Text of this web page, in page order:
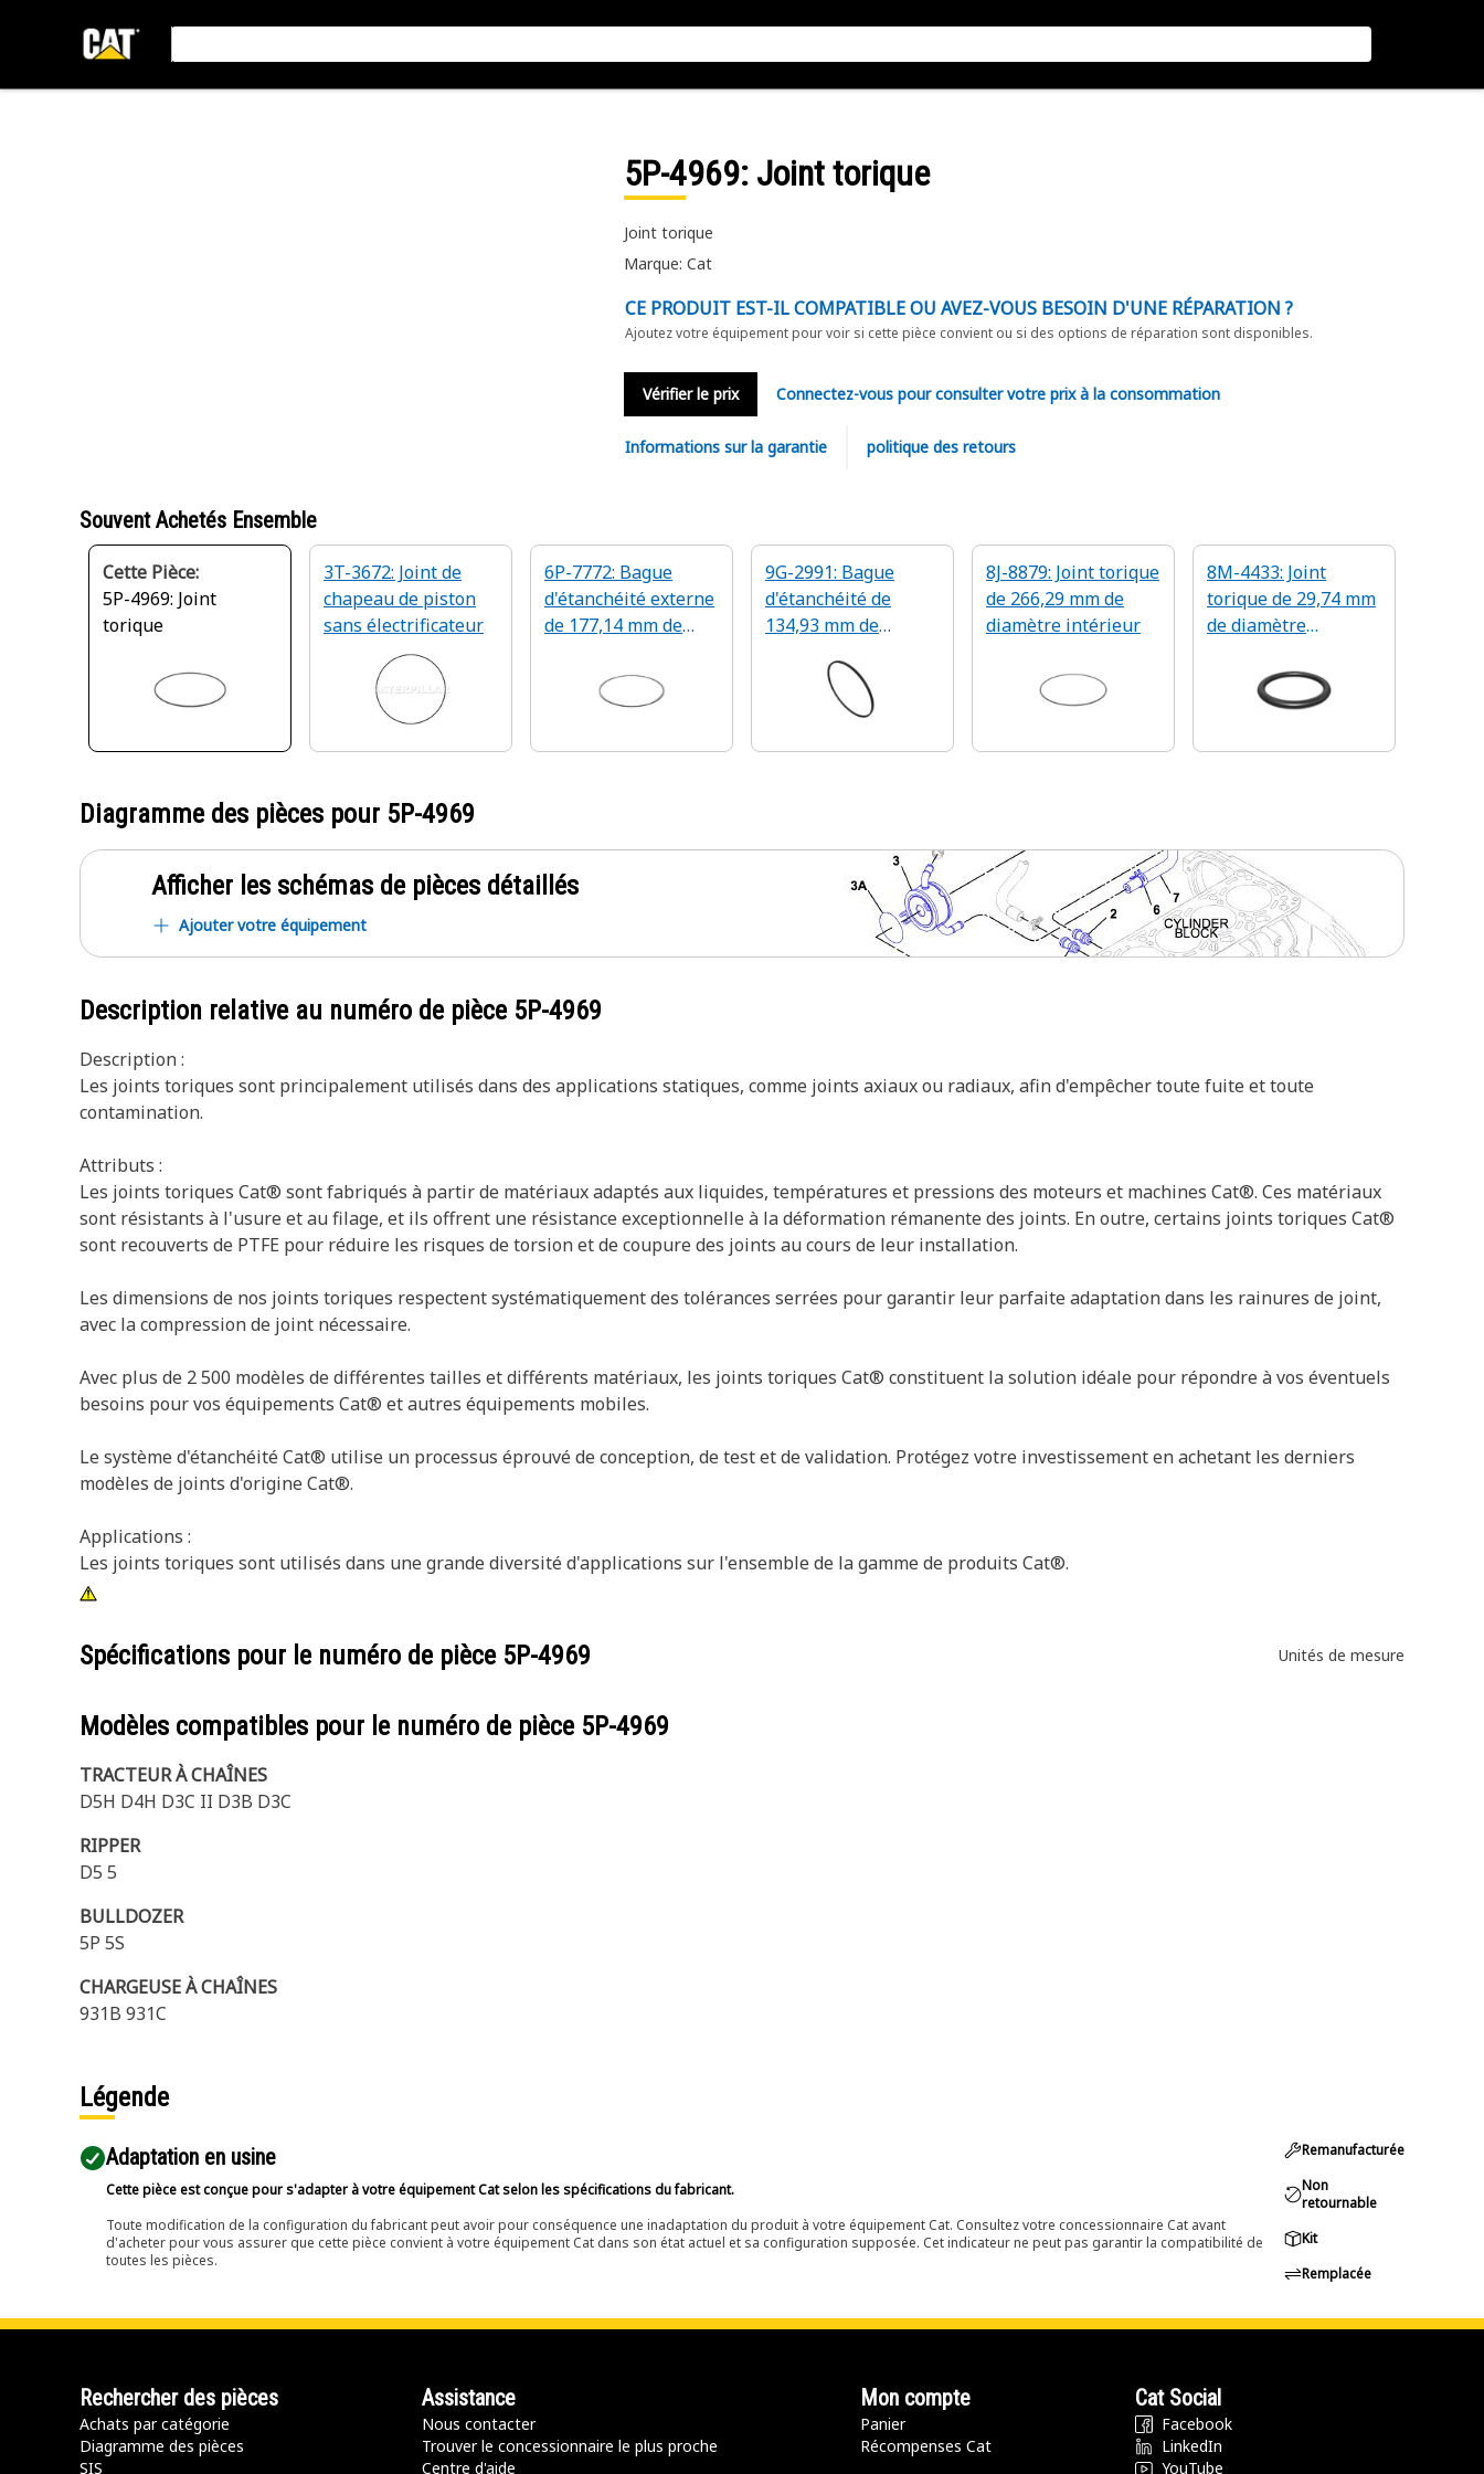
5P-4969: Joint torique
Joint torique
Marque: Cat
CE PRODUIT EST-IL COMPATIBLE OU AVEZ-VOUS BESOIN D'UNE RÉPARATION ?
Ajoutez votre équipement pour voir si cette pièce convient ou si des options de réparation sont disponibles.
Vérifier le prix Connectez-vous pour consulter votre prix à la consommation
Informations sur la garantie politique des retours
Souvent Achetés Ensemble
Cette Pièce:
5P-4969: Joint
torique
3T-3672: Joint de
chapeau de piston
sans électrificateur
6P-7772: Bague
d'étanchéité externe
de 177,14 mm de
9G-2991: Bague
d'étanchéité de
134,93 mm de
8J-8879: Joint torique
de 266,29 mm de
diamètre intérieur
8M-4433: Joint
torique de 29,74 mm
de diamètre
Diagramme des pièces pour 5P-4969
Afficher les schémas de pièces détaillés
Ajouter votre équipement
Description relative au numéro de pièce 5P-4969
Description :
Les joints toriques sont principalement utilisés dans des applications statiques, comme joints axiaux ou radiaux, afin d'empêcher toute fuite et toute
contamination.
Attributs :
Les joints toriques Cat® sont fabriqués à partir de matériaux adaptés aux liquides, températures et pressions des moteurs et machines Cat®. Ces matériaux
sont résistants à l'usure et au filage, et ils offrent une résistance exceptionnelle à la déformation rémanente des joints. En outre, certains joints toriques Cat®
sont recouverts de PTFE pour réduire les risques de torsion et de coupure des joints au cours de leur installation.
Les dimensions de nos joints toriques respectent systématiquement des tolérances serrées pour garantir leur parfaite adaptation dans les rainures de joint,
avec la compression de joint nécessaire.
Avec plus de 2 500 modèles de différentes tailles et différents matériaux, les joints toriques Cat® constituent la solution idéale pour répondre à vos éventuels
besoins pour vos équipements Cat® et autres équipements mobiles.
Le système d'étanchéité Cat® utilise un processus éprouvé de conception, de test et de validation. Protégez votre investissement en achetant les derniers
modèles de joints d'origine Cat®.
Applications :
Les joints toriques sont utilisés dans une grande diversité d'applications sur l'ensemble de la gamme de produits Cat®.
Spécifications pour le numéro de pièce 5P-4969 Unités de mesure
Modèles compatibles pour le numéro de pièce 5P-4969
TRACTEUR À CHAÎNES
D5H D4H D3C II D3B D3C
RIPPER
D5 5
BULLDOZER
5P 5S
CHARGEUSE À CHAÎNES
931B 931C
Légende
Adaptation en usine
Cette pièce est conçue pour s'adapter à votre équipement Cat selon les spécifications du fabricant.
Toute modification de la configuration du fabricant peut avoir pour conséquence une inadaptation du produit à votre équipement Cat. Consultez votre concessionnaire Cat avant
d'acheter pour vous assurer que cette pièce convient à votre équipement Cat dans son état actuel et sa configuration supposée. Cet indicateur ne peut pas garantir la compatibilité de
toutes les pièces.
Remanufacturée
Non
retournable
Kit
Remplacée
Rechercher des pièces
Achats par catégorie
Diagramme des pièces
SIS
Assistance
Nous contacter
Trouver le concessionnaire le plus proche
Centre d'aide
Mon compte
Panier
Récompenses Cat
Cat Social
Facebook
LinkedIn
YouTube